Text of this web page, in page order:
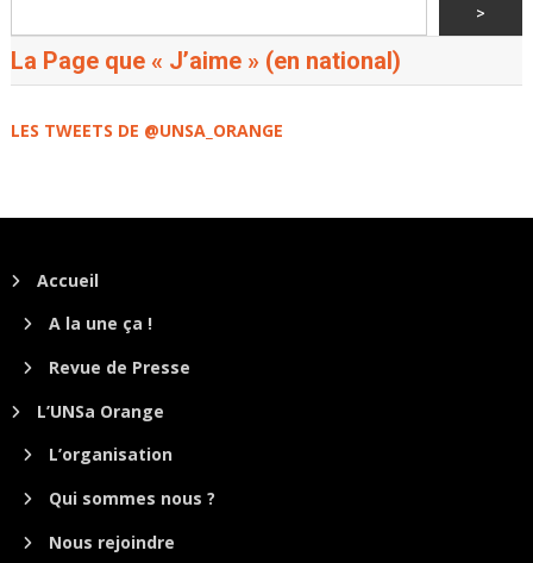
>
La Page que « J’aime » (en national)
LES TWEETS DE @UNSA_ORANGE
Accueil
A la une ça !
Revue de Presse
L’UNSa Orange
L’organisation
Qui sommes nous ?
Nous rejoindre